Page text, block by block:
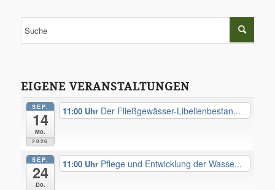
EIGENE VERANSTALTUNGEN
SEP.
14
Mo.
2026
11:00 Der Fließgewässer-Libellenbestan...
SEP.
24
Do.
11:00 Pflege und Entwicklung der Wasse...